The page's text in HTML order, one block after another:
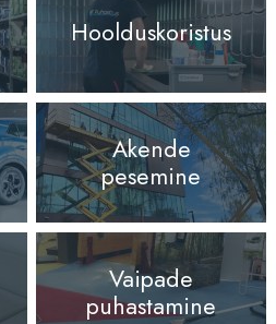
Hoolduskoristus
Akende
pesemine
Vaipade
puhastamine